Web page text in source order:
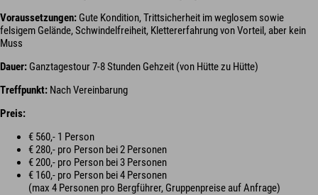
Voraussetzungen: Gute Kondition, Trittsicherheit im weglosem sowie
felsigem Gelände, Schwindelfreiheit, Klettererfahrung von Vorteil, aber kein
Muss
Dauer: Ganztagestour 7-8 Stunden Gehzeit (von Hütte zu Hütte)
Treffpunkt: Nach Vereinbarung
Preis:
€ 560,- 1 Person
€ 280,- pro Person bei 2 Personen
€ 200,- pro Person bei 3 Personen
€ 160,- pro Person bei 4 Personen
(max 4 Personen pro Bergführer, Gruppenpreise auf Anfrage)